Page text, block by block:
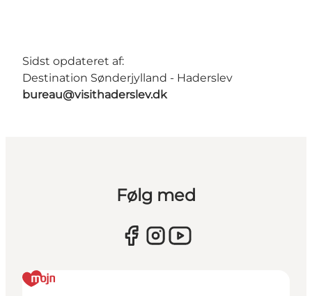
Sidst opdateret af:
Destination Sønderjylland - Haderslev
bureau@visithaderslev.dk
Følg med